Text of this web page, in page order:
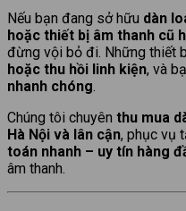
Nếu bạn đang sở hữu dàn
hoặc thiết bị âm thanh cũ
đừng vội bỏ đi. Những thiết
hoặc thu hồi linh kiện, và
nhanh chóng.
Chúng tôi chuyên thu mua
Hà Nội và lân cận, phục vụ
toán nhanh – uy tín hàng
âm thanh.